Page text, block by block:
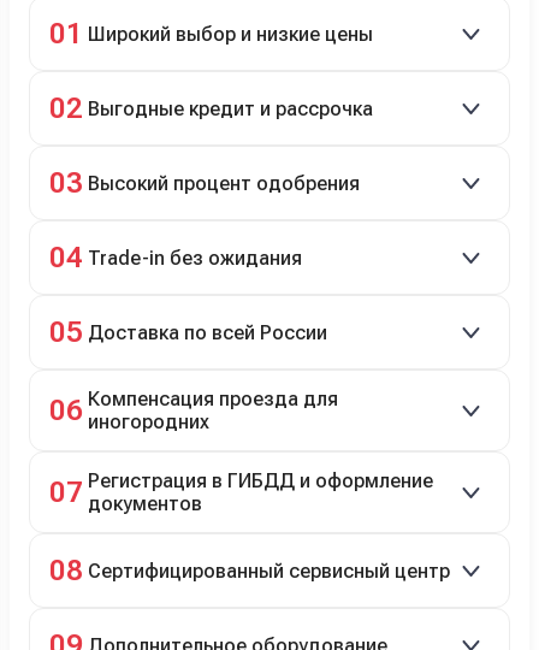
01 Широкий выбор и низкие цены
подержанные авто.
02 Выгодные кредит и рассрочка
рассрочка 0% на 2 года при первом взносе 35–50%.
03 Высокий процент одобрения
04 Trade-in без ожидания
05 Доставка по всей России
06 Компенсация проезда для
иногородних
07 Регистрация в ГИБДД и оформление
документов
08 Сертифицированный сервисный центр
Дополнительное оборудование